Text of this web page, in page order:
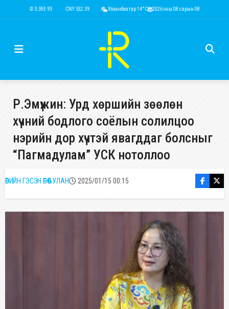
USD 3,593.93 CNY 532.39 RUB 44.15 EUR 4,149.01 KRW 2.52
Улаанбаатар 14°C 2026 оны 08 сарын 08
Р.Эмүжин: Урд хөршийн зөөлөн
хүчний бодлого соёлын солилцоо
нэрийн дор хүчтэй явагддаг болсныг
“Пагмадулам” УСК нотоллоо
ӨӨРИЙН ГЭСЭН ӨРӨӨ БУЛАН 2025/01/15 00:15